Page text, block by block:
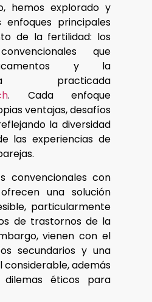
hemos explorado y
principales
de la fertilidad: los
que
y la
practicada
. Cada enfoque
ventajas, desafíos
la diversidad
las experiencias de
convencionales con
una solución
particularmente
de trastornos de la
vienen con el
secundarios y una
además
éticos para